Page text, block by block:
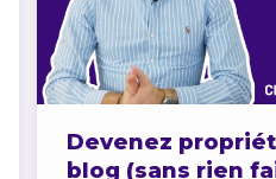
Devenez
blog (sans rien